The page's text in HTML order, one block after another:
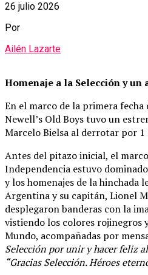
26 julio 2026
Por
Ailén Lazarte
Homenaje a la Selección y
En el marco de la primera fecha
Newell’s Old Boys tuvo un
Marcelo Bielsa al derrotar por 1
Antes del pitazo inicial, el
Independencia estuvo
y los homenajes de la hinchada
Argentina y su capitán, Lionel
desplegaron banderas con la
vistiendo los colores rojinegros
Mundo, acompañadas por
Selección por unir y hacer feliz
“Gracias Selección. Héroes